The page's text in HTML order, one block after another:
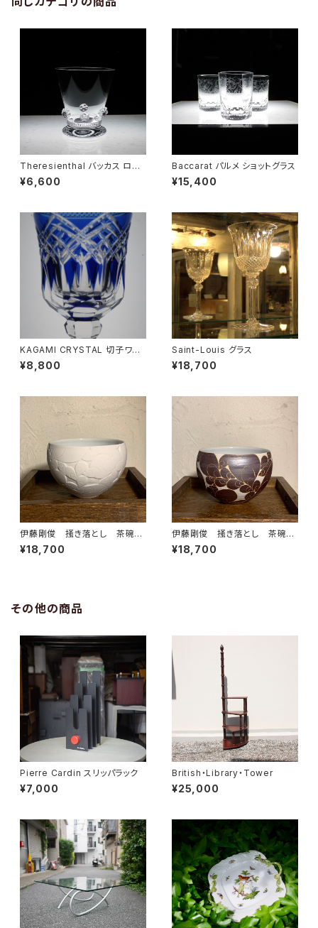
Theresienthal バッカス ロゼ
ット リキュールグラス
¥6,600
Baccarat パルメ ショットグラス
¥15,400
KAGAMI CRYSTAL 切子ワイ
ングラス
¥8,800
Saint-Louis グラス
¥18,700
伊藤剛俊 掻き落とし 茶碗
白
¥18,700
伊藤剛俊 掻き落とし 茶碗
茶色
¥18,700
その他の商品
Pierre Cardin スリッパラック
¥7,000
British・Library・Tower
¥25,000